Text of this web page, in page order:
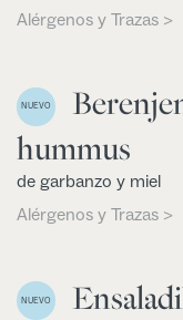
Alérgenos y Trazas >
NUEVO
hummus
de garbanzo y miel
Alérgenos y Trazas >
NUEVO